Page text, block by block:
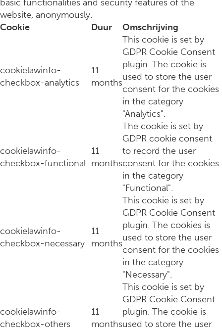
Zelf (vega) tartaar maken? Deze wordt goddelijk door de
Intiem, charmant én zalig eten op sterrenniveau bij
basic functionalities and security features of the
website, anonymously.
Cookie
Duur Omschrijving
cookielawinfo-
checkbox-analytics
11
months
This cookie is set by
GDPR Cookie Consent
plugin. The cookie is
used to store the user
consent for the cookies
in the category
"Analytics".
cookielawinfo-
checkbox-functional
11
months
The cookie is set by
GDPR cookie consent
to record the user
consent for the cookies
in the category
"Functional".
cookielawinfo-
checkbox-necessary
11
months
This cookie is set by
GDPR Cookie Consent
plugin. The cookies is
used to store the user
consent for the cookies
in the category
"Necessary".
cookielawinfo-
checkbox-others
11
months
This cookie is set by
GDPR Cookie Consent
plugin. The cookie is
used to store the user